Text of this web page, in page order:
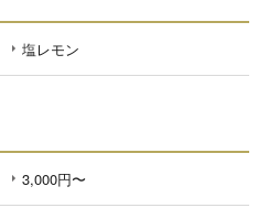
塩レモン
3,000円〜